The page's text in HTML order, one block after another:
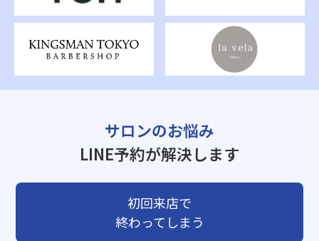
サロンのお悩み
LINE予約が解決します
初回来店で
終わってしまう